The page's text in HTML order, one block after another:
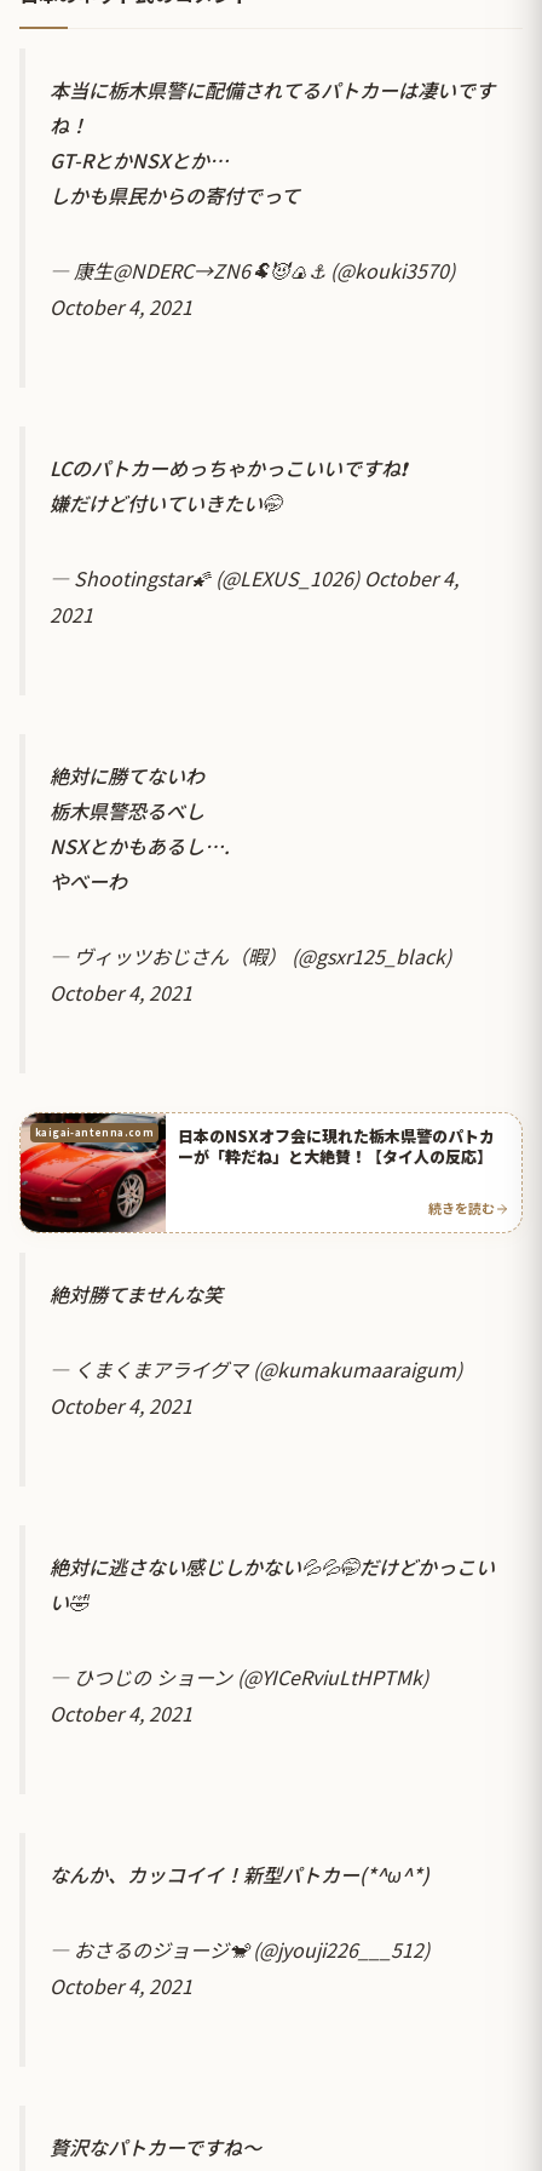
本当に栃木県警に配備されてるパトカーは凄いです
ね！
GT-RとかNSXとか…
しかも県民からの寄付でって
— 康生@NDERC→ZN6🐏😈🍙⚓ (@kouki3570)
October 4, 2021
LCのパトカーめっちゃかっこいいですね❗
嫌だけど付いていきたい🤭
— Shootingstar🌠 (@LEXUS_1026) October 4,
2021
絶対に勝てないわ
栃木県警恐るべし
NSXとかもあるし….
やべーわ
— ヴィッツおじさん（暇） (@gsxr125_black)
October 4, 2021
kaigai-antenna.com
日本のNSXオフ会に現れた栃木県警のパトカ
ーが「粋だね」と大絶賛！【タイ人の反応】
続きを読む
絶対勝てませんな笑
— くまくまアライグマ (@kumakumaaraigum)
October 4, 2021
絶対に逃さない感じしかない💦💦🤭だけどかっこい
い🤣
— ひつじの ショーン (@YICeRviuLtHPTMk)
October 4, 2021
なんか、カッコイイ！新型パトカー(*^ω^*)
— おさるのジョージ🐒 (@jyouji226___512)
October 4, 2021
贅沢なパトカーですね〜